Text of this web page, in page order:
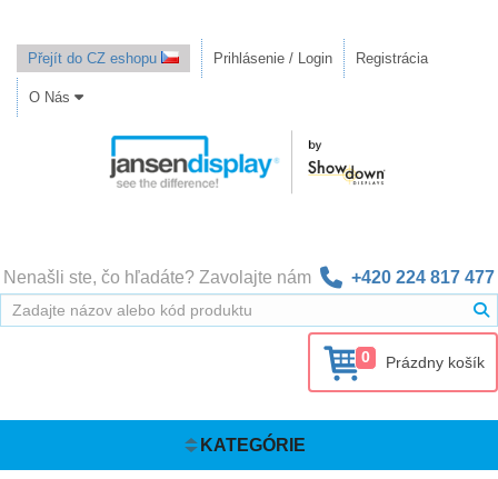
Přejít do CZ eshopu Prihlásenie / Login Registrácia
O Nás
Nenašli ste, čo hľadáte? Zavolajte nám +420 224 817 477
0 Prázdny košík
KATEGÓRIE